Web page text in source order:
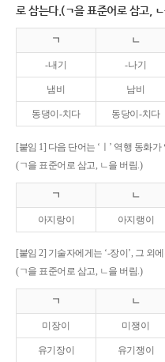
로 삼는다.(ㄱ을 표준어로 삼고,
ㄱ ㄴ
-내기 -나기
냄비 남비
동댕이-치다 동당이-치다
[붙임 1] 다음 단어는 ‘ㅣ’ 역행 동화
(ㄱ을 표준어로 삼고, ㄴ을 버림.)
ㄱ ㄴ
아지랑이 아지랭이
[붙임 2] 기술자에게는 ‘-장이’, 그 외
(ㄱ을 표준어로 삼고, ㄴ을 버림.)
ㄱ ㄴ
미장이 미쟁이
유기장이 유기쟁이